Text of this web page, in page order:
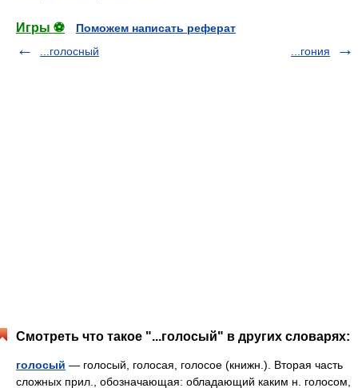
Игры ⚽
Поможем написать реферат
...голосный
...гония
Смотреть что такое "...голосый" в других словарях:
голосый — голосый, голосая, голосое (книжн.). Вторая часть
сложных прил., обозначающая: обладающий каким н. голосом,